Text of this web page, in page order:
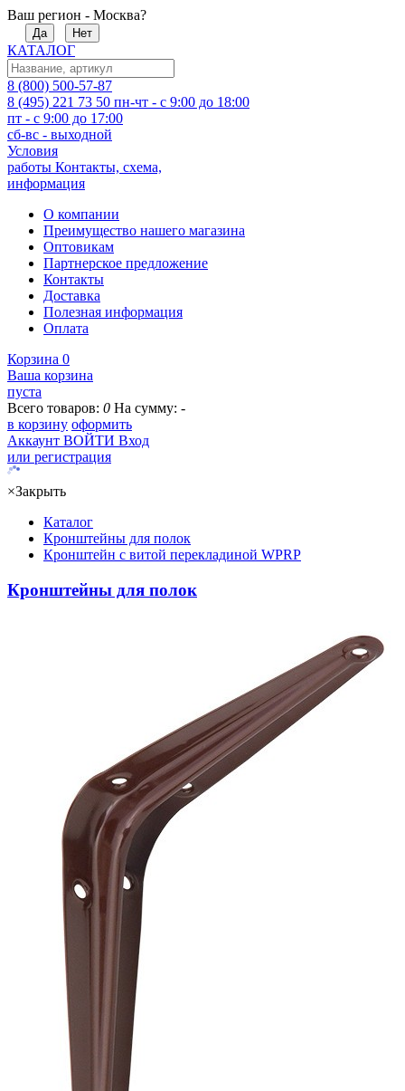
Ваш регион - Москва?
Да Нет
КАТАЛОГ
8 (800) 500-57-87
8 (495) 221 73 50 пн-чт - с 9:00 до 18:00
пт - с 9:00 до 17:00
сб-вс - выходной
Условия
работы Контакты, схема,
информация
О компании
Преимущество нашего магазина
Оптовикам
Партнерское предложение
Контакты
Доставка
Полезная информация
Оплата
Корзина 0
Ваша корзина
пуста
Всего товаров: 0 На сумму: -
в корзину оформить
Аккаунт ВОЙТИ Вход
или регистрация
×Закрыть
Каталог
Кронштейны для полок
Кронштейн с витой перекладиной WPRP
Кронштейны для полок